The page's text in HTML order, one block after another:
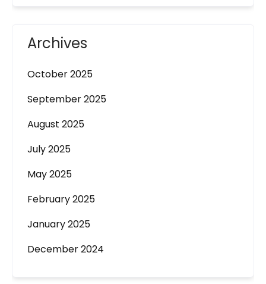
Archives
October 2025
September 2025
August 2025
July 2025
May 2025
February 2025
January 2025
December 2024